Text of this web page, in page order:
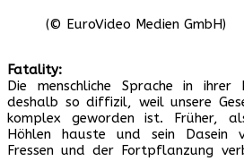
(© EuroVideo Medien GmbH)
Fatality:
Die menschliche Sprache in
deshalb so diffizil, weil unsere
komplex geworden ist. Früher,
Höhlen hauste und sein Dasein
Fressen und der Fortpflanzung